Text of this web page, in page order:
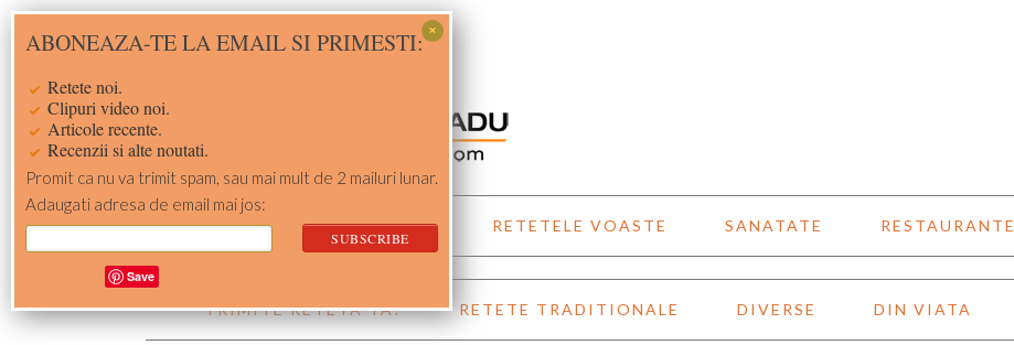
Skip
to
Skip
to
Skip
to
Skip
to
ACASA RETETE RETETELE VOASTE SANATATE RESTAURANTE
TRIMITE RETETA TA! RETETE TRADITIONALE DIVERSE DIN VIATA
ABONEAZA-TE LA EMAIL SI PRIMESTI:
Retete noi.
Clipuri video noi.
Articole recente.
Recenzii si alte noutati.
Promit ca nu va trimit spam, sau mai mult de 2 mailuri lunar.
Adaugati adresa de email mai jos:
Save